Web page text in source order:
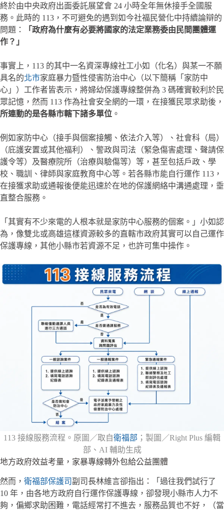
終於由中央政府出面委託展望會 24 小時全年無休接手全國服
務。此時的 113，不可避免的遇到如今社福民營化中持續論辯的
問題：
「政府為什麼有必要將國家的法定業務委由民間團體運
作？」
事實上，113 的其中一名資深專線社工小如（化名）與某一不願
具名的北市家庭暴力暨性侵害防治中心（以下簡稱「家防中
心」）工作者皆表示，將婦幼保護專線整併為 3 碼確實較利於民
眾記憶，然而 113 作為社會安全網的一環，在接獲民眾求助後，
所連動的是各縣市轄下諸多單位 。
例如家防中心（接手與個案接觸、依法介入等）、社會科（局）
（庇護安置或其他福利）、警政與司法（緊急傷害處理、聲請保
護令等）及醫療院所（治療與驗傷等）等，甚至包括戶政、學
校、職訓、律師與家庭教育中心等。若各縣市能自行運作 113，
在接獲求助或通報後便能迅速於在地的保護網絡中溝通處理，垂
直整合服務。
「其實有不少來電的人根本就是家防中心服務的個案。」小如認
為，像雙北或高雄這樣資源較多的直轄市政府其實可以自己運作
保護專線，其他小縣市若資源不足，也許可集中操作。
113 接線服務流程。原圖／取自衛福部 ；製圖／Right Plus 編輯
部、AI 輔助生成
地方政府效益考量，家暴專線轉外包給公益團體
然而， 衛福部保護司 副司長林維言卻指出：「過往我們試行了
10 年，由各地方政府自行運作保護專線，卻發現小縣市人力不
夠，偏鄉求助困難，電話經常打不進去，服務品質也不好，（當